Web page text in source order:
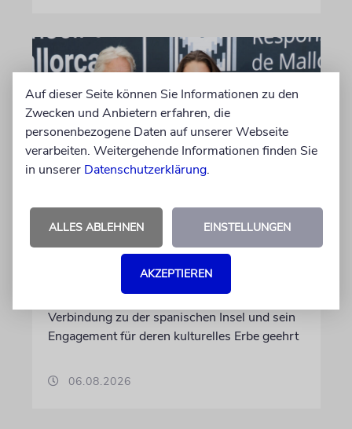
Michael Douglas ist
Ehrenbotschafter Mallorcas
Der Hollywood-Star mit jüdischem
Familienhintergrund wird für seine enge
Verbindung zu der spanischen Insel und sein
Engagement für deren kulturelles Erbe geehrt
06.08.2026
Auf dieser Seite können Sie Informationen zu den
Zwecken und Anbietern erfahren, die
personenbezogene Daten auf unserer Webseite
verarbeiten. Weitergehende Informationen finden Sie
in unserer Datenschutzerklärung.
ALLES ABLEHNEN EINSTELLUNGEN
AKZEPTIEREN